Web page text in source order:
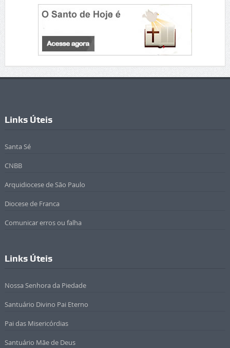
Links Úteis
Santa Sé
CNBB
Arquidiocese de São Paulo
Diocese de Franca
Comunicar erros ou falha
Links Úteis
Nossa Senhora da Piedade
Santuário Divino Pai Eterno
Pai das Misericórdias
Santuário Mãe de Deus